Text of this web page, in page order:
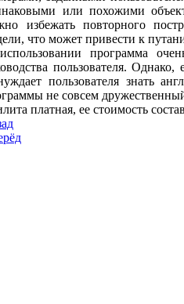
или похожими
избежать повторного
что может привести к
программа
пользователя.
пользователя знать
не совсем
платная, ее стоимость